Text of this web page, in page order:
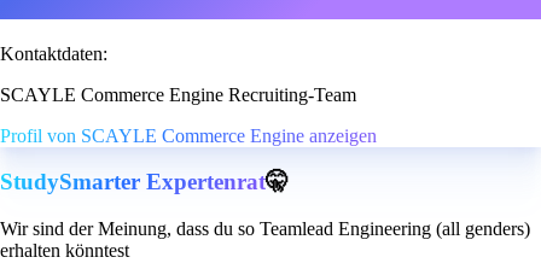
Kontaktdaten:
SCAYLE Commerce Engine Recruiting-Team
Profil von SCAYLE Commerce Engine anzeigen
StudySmarter Expertenrat🤫
Wir sind der Meinung, dass du so Teamlead Engineering (all genders)
erhalten könntest